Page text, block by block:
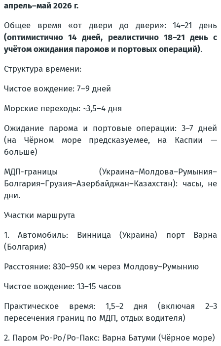
апрель–май 2026 г.
Общее время «от двери до двери»: 14–21 день
(оптимистично 14 дней, реалистично 18–21 день с
учётом ожидания паромов и портовых операций).
Структура времени:
Чистое вождение: 7–9 дней
Морские переходы: ~3,5–4 дня
Ожидание парома и портовые операции: 3–7 дней
(на Чёрном море предсказуемее, на Каспии —
больше)
МДП-границы (Украина–Молдова–Румыния–
Болгария–Грузия–Азербайджан–Казахстан): часы, не
дни.
Участки маршрута
1. Автомобиль: Винница (Украина) порт Варна
(Болгария)
Расстояние: 830–950 км через Молдову–Румынию
Чистое вождение: 13–15 часов
Практическое время: 1,5–2 дня (включая 2–3
пересечения границ по МДП, отдых водителя)
2. Паром Ро-Ро/Ро-Пакс: Варна Батуми (Чёрное море)